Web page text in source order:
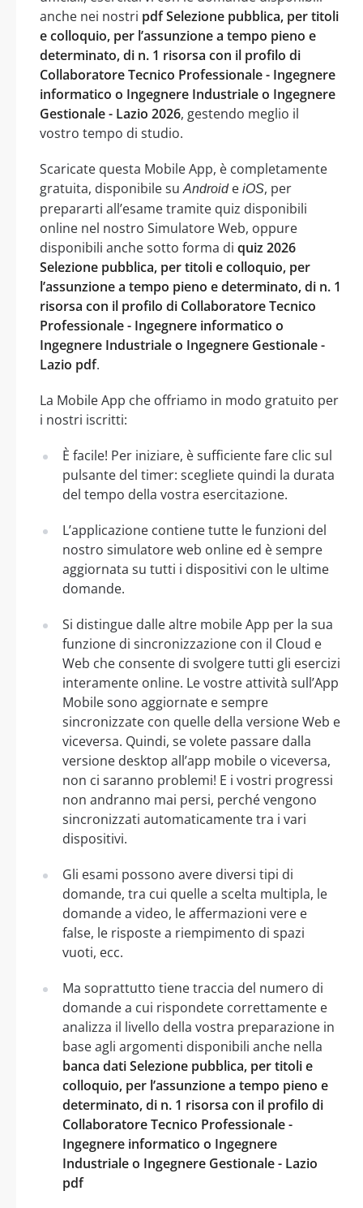
anche nei nostri pdf Selezione pubblica, per titoli
e colloquio, per l’assunzione a tempo pieno e
determinato, di n. 1 risorsa con il profilo di
Collaboratore Tecnico Professionale - Ingegnere
informatico o Ingegnere Industriale o Ingegnere
Gestionale - Lazio 2026, gestendo meglio il
vostro tempo di studio.
Scaricate questa Mobile App, è completamente
gratuita, disponibile suAndroide iOS, per
prepararti all’esame tramite quiz disponibili
online nel nostro Simulatore Web, oppure
disponibili anche sotto forma di quiz 2026
Selezione pubblica, per titoli e colloquio, per
l’assunzione a tempo pieno e determinato, di n. 1
risorsa con il profilo di Collaboratore Tecnico
Professionale - Ingegnere informatico o
Ingegnere Industriale o Ingegnere Gestionale -
Lazio pdf.
La Mobile App che offriamo in modo gratuito per
i nostri iscritti:
È facile! Per iniziare, è sufficiente fare clic sul
pulsante del timer: scegliete quindi la durata
del tempo della vostra esercitazione.
L’applicazione contiene tutte le funzioni del
nostro simulatore web online ed è sempre
aggiornata su tutti i dispositivi con le ultime
domande.
Si distingue dalle altre mobile App per la sua
funzione di sincronizzazione con il Cloud e
Web che consente di svolgere tutti gli esercizi
interamente online. Le vostre attività sull’App
Mobile sono aggiornate e sempre
sincronizzate con quelle della versione Web e
viceversa. Quindi, se volete passare dalla
versione desktop all’app mobile o viceversa,
non ci saranno problemi! E i vostri progressi
non andranno mai persi, perché vengono
sincronizzati automaticamente tra i vari
dispositivi.
Gli esami possono avere diversi tipi di
domande, tra cui quelle a scelta multipla, le
domande a video, le affermazioni vere e
false, le risposte a riempimento di spazi
vuoti, ecc.
Ma soprattutto tiene traccia del numero di
domande a cui rispondete correttamente e
analizza il livello della vostra preparazione in
base agli argomenti disponibili anche nella
banca dati Selezione pubblica, per titoli e
colloquio, per l’assunzione a tempo pieno e
determinato, di n. 1 risorsa con il profilo di
Collaboratore Tecnico Professionale -
Ingegnere informatico o Ingegnere
Industriale o Ingegnere Gestionale - Lazio
pdf